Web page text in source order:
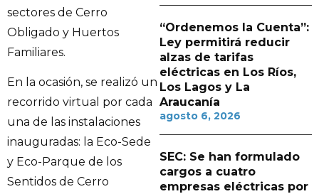
sectores de Cerro
Obligado y Huertos
Familiares.
En la ocasión, se realizó un
recorrido virtual por cada
una de las instalaciones
inauguradas: la Eco-Sede
y Eco-Parque de los
Sentidos de Cerro
“Ordenemos la Cuenta”:
Ley permitirá reducir
alzas de tarifas
eléctricas en Los Ríos,
Los Lagos y La
Araucanía
agosto 6, 2026
SEC: Se han formulado
cargos a cuatro
empresas eléctricas por